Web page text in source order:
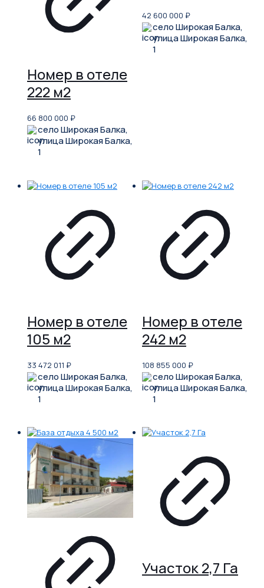
Номер в отеле
222 м2
66 800 000 ₽
село Широкая Балка,
улица Широкая Балка,
1
42 600 000 ₽
село Широкая Балка,
улица Широкая Балка,
1
Номер в отеле
105 м2
33 472 011 ₽
село Широкая Балка,
улица Широкая Балка,
1
Номер в отеле
242 м2
108 855 000 ₽
село Широкая Балка,
улица Широкая Балка,
1
Участок 2,7 Га